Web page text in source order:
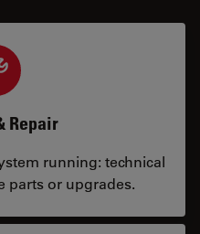
Repair
running: technical
parts or upgrades.